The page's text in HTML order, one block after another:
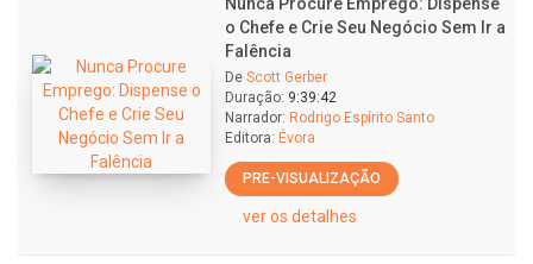
o Chefe e Crie Seu Negócio Sem Ir a
Falência
De Scott Gerber
Duração: 9:39:42
Narrador: Rodrigo Espírito Santo
Editora: Évora
PRE-VISUALIZAÇÃO
ver os detalhes